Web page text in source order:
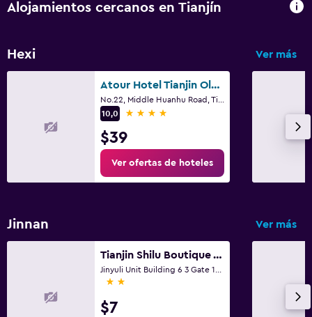
Alojamientos cercanos en Tianjín
Hexi Ver más
Atour Hotel Tianjin Olympic Sports Center
10,0
4 estrellas
$39
Ver ofertas de hoteles
Jinnan Ver más
Tianjin Shilu Boutique Apartment
2 estrellas
$7